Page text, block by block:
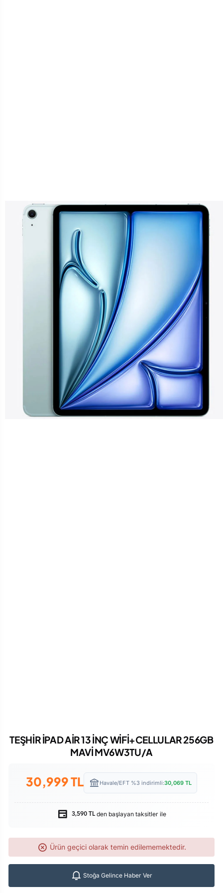
TEŞHİR İPAD AİR 13 İNÇ WİFİ+CELLULAR 256GB
MAVİ MV6W3TU/A
30,999TL Havale/EFT %3 indirimli:30,069 TL
3,590 TLden başlayan taksitler ile
Ürün geçici olarak temin edilememektedir.
Stoğa Gelince Haber Ver